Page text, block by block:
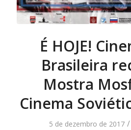
É HOJE!
Brasileira
Mostra
Cinema
5 de dezembro de 2017 /